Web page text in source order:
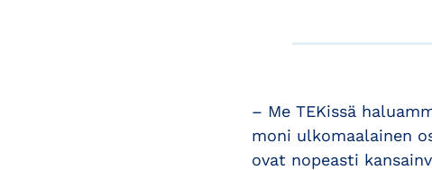
– Me TEKissä
moni ulkomaalainen
ovat nopeasti